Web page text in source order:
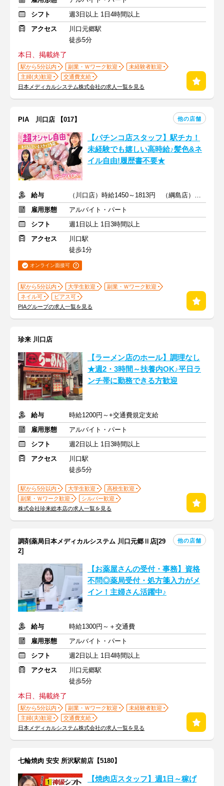
シフト
週3日以上 1日4時間以上
アクセス
川口元郷駅
徒歩5分
本日、掲載終了
駅から5分以内 副業・Ｗワーク歓迎
未経験者歓迎
主婦(夫)歓迎
交通費支給
日本メディカルシステム株式会社の求人一覧を見る
PIA 川口店 【017】 他の店舗
【パチンコ店スタッフ】駅チカ！
未経験でも嬉しい高時給♪髪色&ネ
イル自由!履歴書不要★
給与
（川口店）時給1450～1813円 （綱島店）時給1350～1668円
雇用形態
アルバイト・パート
シフト
週1日以上 1日3時間以上
アクセス
川口駅
徒歩1分
オンライン面接可
駅から5分以内 大学生歓迎
副業・Ｗワーク歓迎
ネイル可
ピアス可
PIAグループの求人一覧を見る
珍来 川口店
【ラーメン店のホール】調理なし
★週2・3時間～扶養内OK♪平日ラ
ンチ帯に勤務できる方歓迎
給与
時給1200円～+交通費規定支給
雇用形態
アルバイト・パート
シフト
週2日以上 1日3時間以上
アクセス
川口駅
徒歩5分
駅から5分以内 大学生歓迎
高校生歓迎
副業・Ｗワーク歓迎
シルバー歓迎
株式会社珍来総本店の求人一覧を見る
調剤薬局日本メディカルシステム 川口元郷Ⅱ店[29
2]
他の店舗
【お薬屋さんの受付・事務】資格
不問◎薬局受付・処方箋入力がメ
イン！主婦さん活躍中♪
給与
時給1300円～＋交通費
雇用形態
アルバイト・パート
シフト
週2日以上 1日4時間以上
アクセス
川口元郷駅
徒歩5分
本日、掲載終了
駅から5分以内 副業・Ｗワーク歓迎
未経験者歓迎
主婦(夫)歓迎
交通費支給
日本メディカルシステム株式会社の求人一覧を見る
七輪焼肉 安安 所沢駅前店【5180】
【焼肉店スタッフ】週1日～稼げ